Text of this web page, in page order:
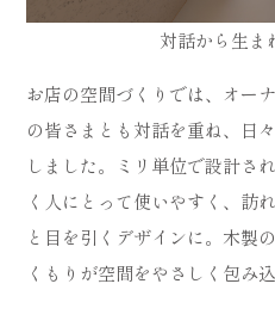
対話から生ま
お店の空間づくりでは、オー
の皆さまとも対話を重ね、日
しました。ミリ単位で設計さ
く人にとって使いやすく、訪
と目を引くデザインに。木製
くもりが空間をやさしく包み